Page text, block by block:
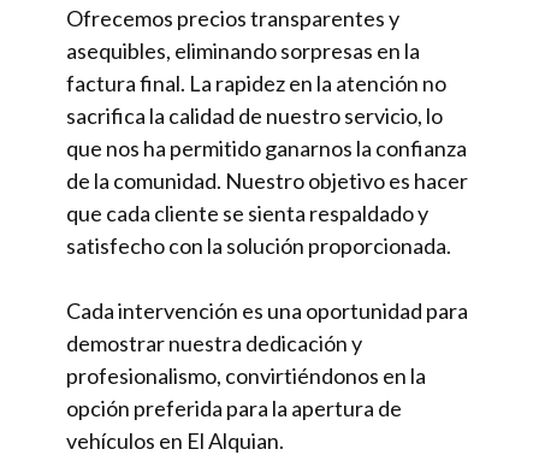
Ofrecemos precios transparentes y
asequibles, eliminando sorpresas en la
factura final. La rapidez en la atención no
sacrifica la calidad de nuestro servicio, lo
que nos ha permitido ganarnos la confianza
de la comunidad. Nuestro objetivo es hacer
que cada cliente se sienta respaldado y
satisfecho con la solución proporcionada.
Cada intervención es una oportunidad para
demostrar nuestra dedicación y
profesionalismo, convirtiéndonos en la
opción preferida para la apertura de
vehículos en El Alquian.